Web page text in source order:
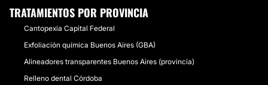
TRATAMIENTOS POR PROVINCIA
Cantopexia Capital Federal
Exfoliación química Buenos Aires (GBA)
Alineadores transparentes Buenos Aires (provincia)
Relleno dental Córdoba